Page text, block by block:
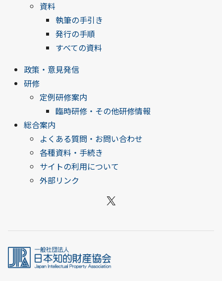
資料
執筆の手引き
発行の手順
すべての資料
政策・意見発信
研修
定例研修案内
臨時研修・その他研修情報
総合案内
よくある質問・お問い合わせ
各種資料・手続き
サイトの利用について
外部リンク
X